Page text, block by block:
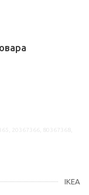
IKEA